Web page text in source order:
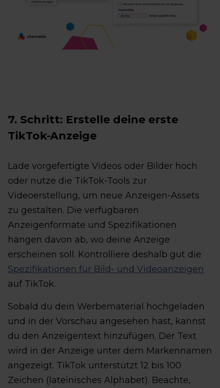
7. Schritt: Erstelle deine erste
TikTok-Anzeige
Lade vorgefertigte Videos oder Bilder hoch
oder nutze die TikTok-Tools zur
Videoerstellung, um neue Anzeigen-Assets
zu gestalten. Die verfügbaren
Anzeigenformate und Spezifikationen
hängen davon ab, wo deine Anzeige
erscheinen soll. Kontrolliere deshalb gut die
Spezifikationen für Bild- und Videoanzeigen
auf TikTok.
Sobald du dein Werbematerial hochgeladen
und in der Vorschau angesehen hast, kannst
du den Anzeigentext hinzufügen. Der Text
wird in der Anzeige unter dem Markennamen
angezeigt. TikTok unterstützt 12 bis 100
Zeichen (lateinisches Alphabet). Beachte,